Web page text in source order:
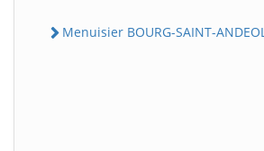
Menuisier BOURG-SAINT-ANDEOL